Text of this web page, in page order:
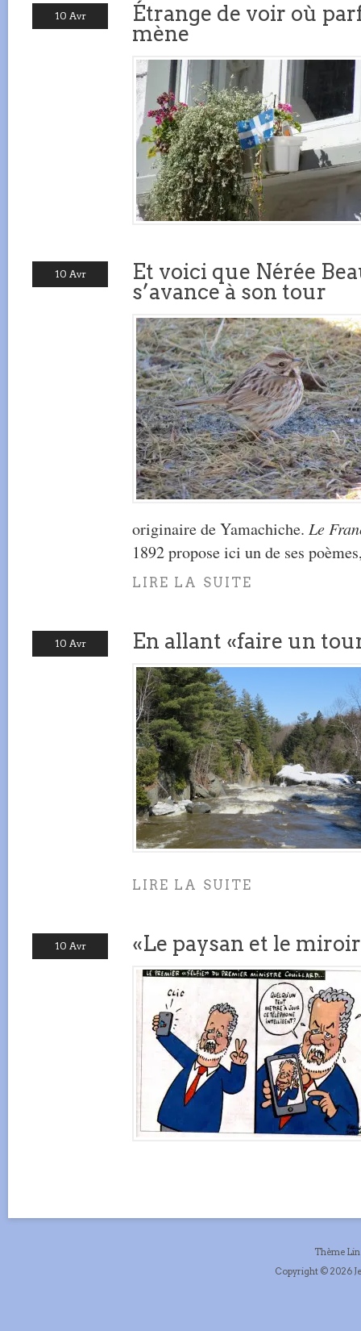
10 Avr
Étrange de voir où
mène
10 Avr
Et voici que Nérée
s’avance à son tour
originaire de Yamachiche. Le
1892 propose ici un de ses
LIRE LA SUITE
10 Avr En allant «faire un
LIRE LA SUITE
10 Avr «Le paysan et le
Thème
Copyright © 2026